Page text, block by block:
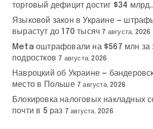
торговый дефицит достиг $34
Языковой закон в Украине —
вырастут до 170 тысяч 7 августа, 2026
Meta оштрафовали на $567 млн за
подростков 7 августа, 2026
Навроцкий об Украине —
место в Польше 7 августа, 2026
Блокировка налоговых накладных
почти в 5 раз 7 августа, 2026